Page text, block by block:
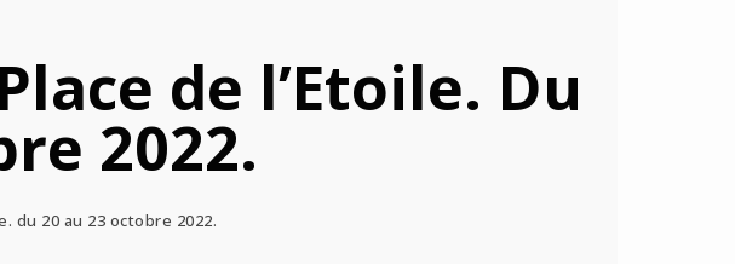
de l’Etoile. Du
2022.
du 20 au 23 octobre 2022.